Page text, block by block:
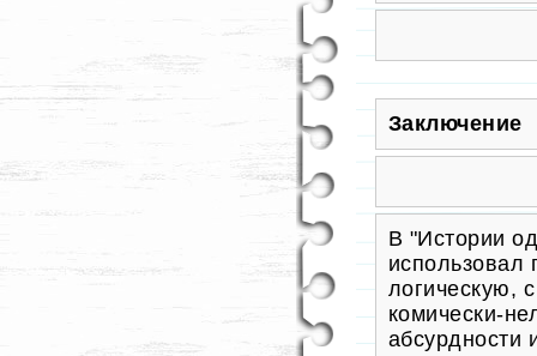
Заключение
В "Истории
использовал
логическую,
комически-
абсурдности